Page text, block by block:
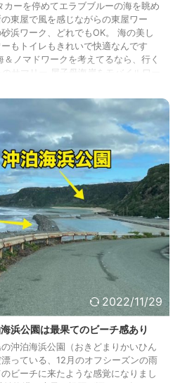
カーを停めてエラブブルーの海を眺め
東屋で風を感じながらの東屋ワー
浜ワーク、どれでもOK。 海の美し
もトイレもきれいで快適なんです
ノマドワークを考えてるなら、行く
サマリー 屋子母海岸をモバイルワー
2022/11/29
浜公園は最果てのビーチ感あり
沖泊海浜公園（おきどまりかいひん
っている、12月のオフシーズンの雨
ビーチに来たような感覚になりまし